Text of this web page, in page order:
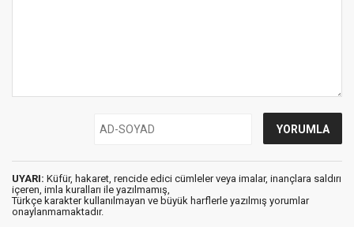
UYARI: Küfür, hakaret, rencide edici cümleler veya imalar, inançlara saldırı
içeren, imla kuralları ile yazılmamış,
Türkçe karakter kullanılmayan ve büyük harflerle yazılmış yorumlar
onaylanmamaktadır.